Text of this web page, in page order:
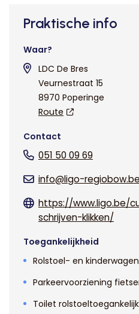
Praktische info
Waar?
LDC De Bres
Veurnestraat 15
8970 Poperinge
Route
Contact
051 50 09 69
info@ligo-regiobow.be
https://www.ligo.be/
schrijven-klikken/
Toegankelijkheid
Rolstoel- en
Parkeervoorziening
Toilet rolstoeltoegankelijk